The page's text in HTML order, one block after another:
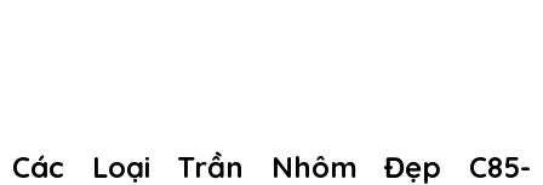
Các Loại Trần Nhôm Đẹp C85-